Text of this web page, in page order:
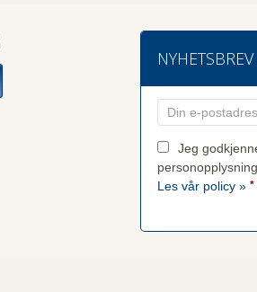
NYHETSBREV
Jeg
Les vår policy » *